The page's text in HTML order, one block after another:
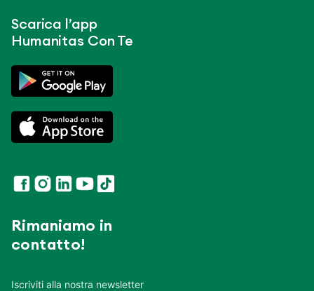
Scarica l’app
Humanitas Con Te
Rimaniamo in
contatto!
Iscriviti alla nostra newsletter